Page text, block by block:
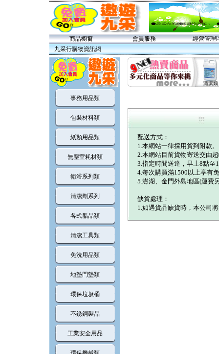
商品櫥窗 會員服務
經營管理
九采行購物資訊網
事務用品類
包裝材料類
紙類用品類
無塵室耗材類
衛浴系列類
清潔劑系列
各式腊品類
清潔工具類
免洗用品類
地墊門墊類
環保垃圾桶
不銹鋼製品
工業安全用品
配送方式：
1.本網站一律採用貨到附款。
2.本網站目前貨物寄送交由
3.指定時間送達，早上8點至
4.每次購買滿1500以上享有
5.澎湖、金門外島地區(運費
缺貨處理：
1.如遇貨品缺貨時，本公司